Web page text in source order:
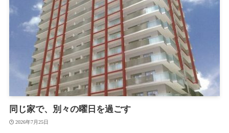
同じ家で、別々の曜日を過ごす
2026年7月25日